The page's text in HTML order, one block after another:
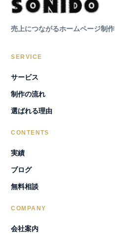
売上につながるホームページ制作
SERVICE
サービス
制作の流れ
選ばれる理由
CONTENTS
実績
ブログ
無料相談
COMPANY
会社案内